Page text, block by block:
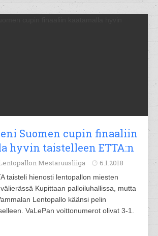
Suomen cupin finaaliin
hyvin taistelleen ETTA:n
Mestaruusliiga 6.1.2018
taisteli hienosti lentopallon miesten
Kupittaan palloiluhallissa, mutta
Lentopallo käänsi pelin
VaLePan voittonumerot olivat 3-1.